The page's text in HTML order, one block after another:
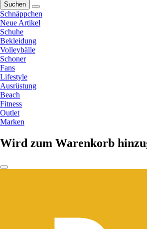
Suchen
Schnäppchen
Neue Artikel
Schuhe
Bekleidung
Volleybälle
Schoner
Fans
Lifestyle
Ausrüstung
Beach
Fitness
Outlet
Marken
Wird zum Warenkorb